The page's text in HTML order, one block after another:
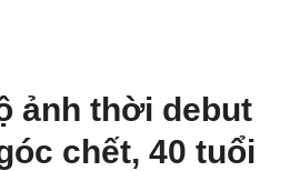
ảnh thời debut
chết, 40 tuổi